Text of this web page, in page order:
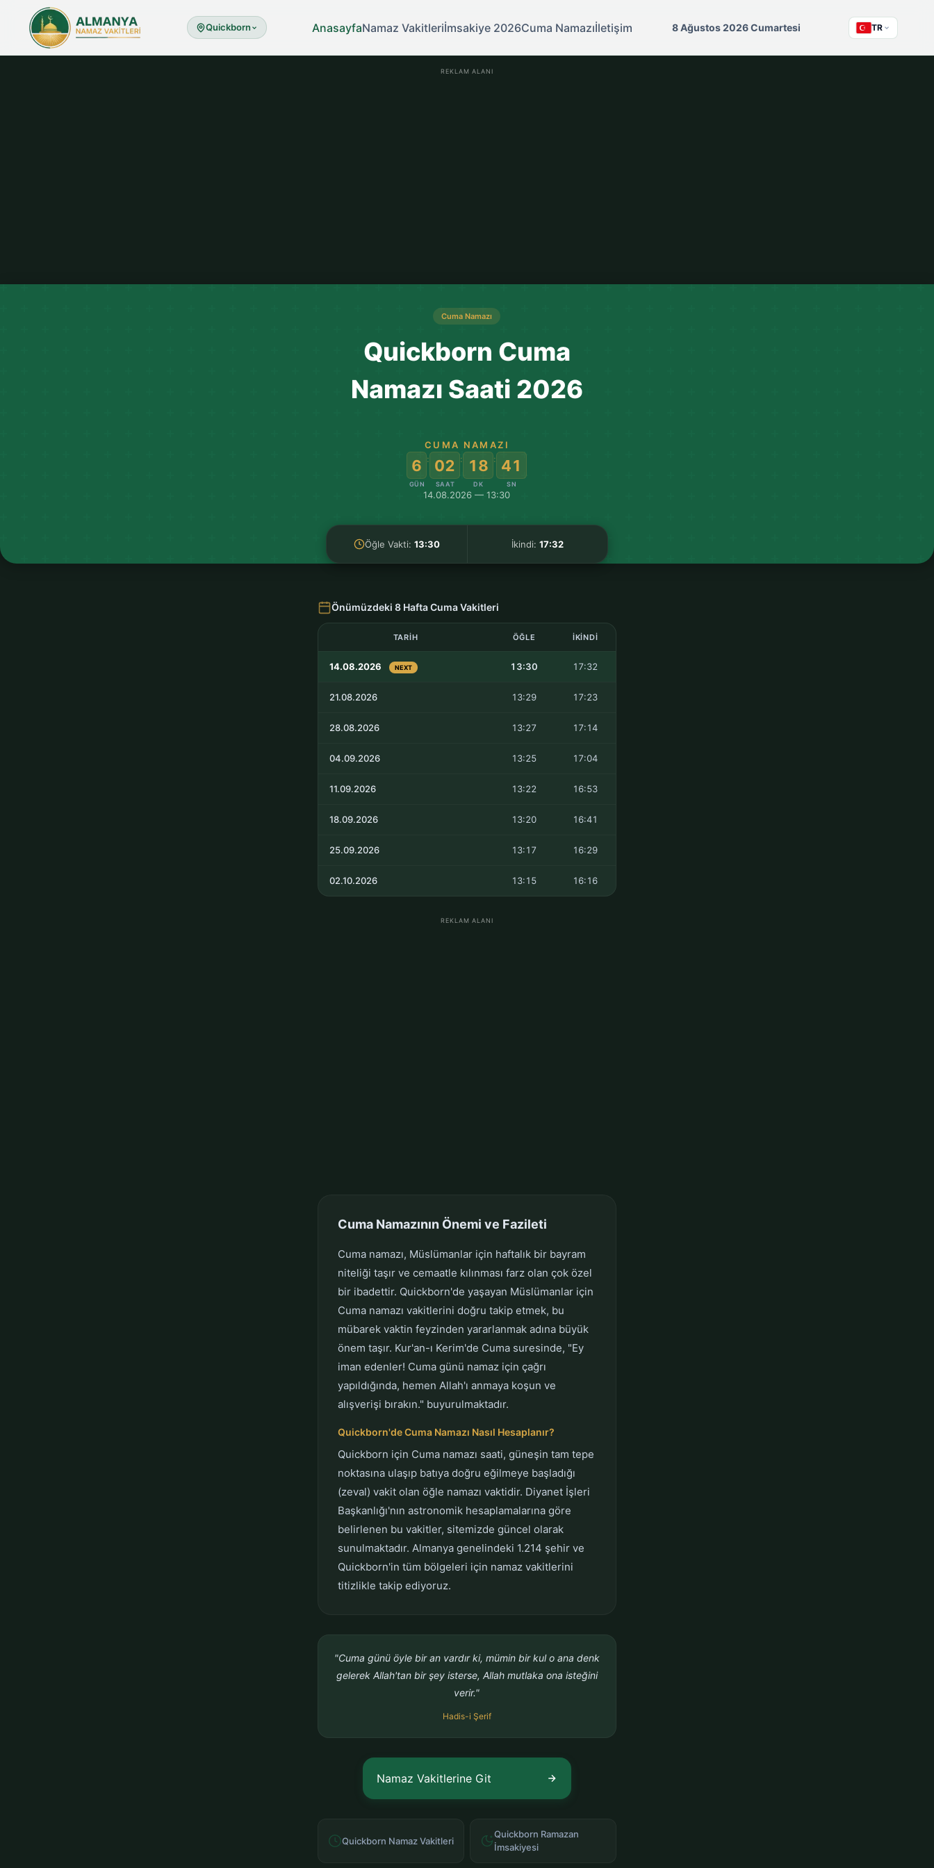
Quickborn AnasayfaNamaz Vakitleriİmsakiye 2026Cuma Namazıİletişim 8 Ağustos 2026 Cumartesi TR
REKLAM ALANI
Cuma Namazı
Quickborn Cuma
Namazı Saati 2026
CUMA NAMAZI
6
GÜN
: 02
SAAT
: 18
DK
: 40
SN
14.08.2026 — 13:30
Öğle Vakti: 13:30 İkindi: 17:32
Önümüzdeki 8 Hafta Cuma Vakitleri
TARIH ÖĞLE İKINDI
14.08.2026 NEXT 13:30 17:32
21.08.2026 13:29 17:23
28.08.2026 13:27 17:14
04.09.2026 13:25 17:04
11.09.2026 13:22 16:53
18.09.2026 13:20 16:41
25.09.2026 13:17 16:29
02.10.2026 13:15 16:16
REKLAM ALANI
Cuma Namazının Önemi ve Fazileti
Cuma namazı, Müslümanlar için haftalık bir bayram
niteliği taşır ve cemaatle kılınması farz olan çok özel
bir ibadettir. Quickborn'de yaşayan Müslümanlar için
Cuma namazı vakitlerini doğru takip etmek, bu
mübarek vaktin feyzinden yararlanmak adına büyük
önem taşır. Kur'an-ı Kerim'de Cuma suresinde, "Ey
iman edenler! Cuma günü namaz için çağrı
yapıldığında, hemen Allah'ı anmaya koşun ve
alışverişi bırakın." buyurulmaktadır.
Quickborn'de Cuma Namazı Nasıl Hesaplanır?
Quickborn için Cuma namazı saati, güneşin tam tepe
noktasına ulaşıp batıya doğru eğilmeye başladığı
(zeval) vakit olan öğle namazı vaktidir. Diyanet İşleri
Başkanlığı'nın astronomik hesaplamalarına göre
belirlenen bu vakitler, sitemizde güncel olarak
sunulmaktadır. Almanya genelindeki 1.214 şehir ve
Quickborn'in tüm bölgeleri için namaz vakitlerini
titizlikle takip ediyoruz.
"Cuma günü öyle bir an vardır ki, mümin bir kul o ana denk
gelerek Allah'tan bir şey isterse, Allah mutlaka ona isteğini
verir."
Hadis-i Şerif
Namaz Vakitlerine Git
Quickborn Namaz Vakitleri
Quickborn Ramazan
İmsakiyesi